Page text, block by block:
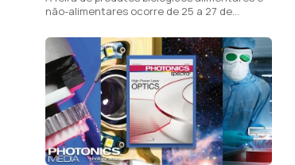
não-alimentares ocorre de 25 a 27 de